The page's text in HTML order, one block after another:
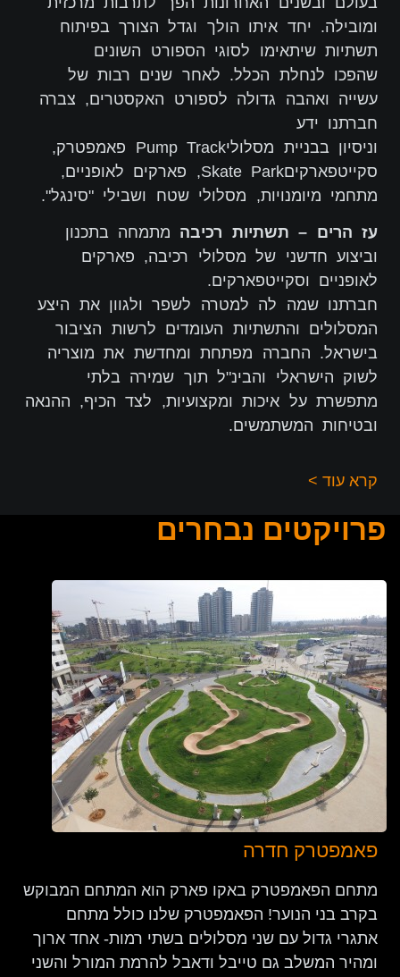
ומובילה. יחד איתו הולך וגדל הצורך בפיתוח
תשתיות שיתאימו לסוגי הספורט השונים
שהפכו לנחלת הכלל. לאחר שנים רבות של
עשייה ואהבה גדולה לספורט האקסטרים, צברה
חברתנו ידע
וניסיון בבניית מסלוליPump Track פאמפטרק,
סקייטפארקיםSkate Park, פארקים לאופניים,
מתחמי מיומנויות, מסלולי שטח ושבילי "סינגל".
עז הרים – תשתיות רכיבה מתמחה בתכנון
וביצוע חדשני של מסלולי רכיבה, פארקים
לאופניים וסקייטפארקים.
חברתנו שמה לה למטרה לשפר ולגוון את היצע
המסלולים והתשתיות העומדים לרשות הציבור
בישראל. החברה מפתחת ומחדשת את מוצריה
לשוק הישראלי והבינ"ל תוך שמירה בלתי
מתפשרת על איכות ומקצועיות, לצד הכיף, ההנאה
ובטיחות המשתמשים.
קרא עוד >
פרויקטים נבחרים
פאמפטרק חדרה
מתחם הפאמפטרק באקו פארק הוא המתחם המבוקש
בקרב בני הנוער! הפאמפטרק שלנו כולל מתחם
אתגרי גדול עם שני מסלולים בשתי רמות- אחד ארוך
ומהיר המשלב גם טייבל ודאבל להרמת המורל והשני